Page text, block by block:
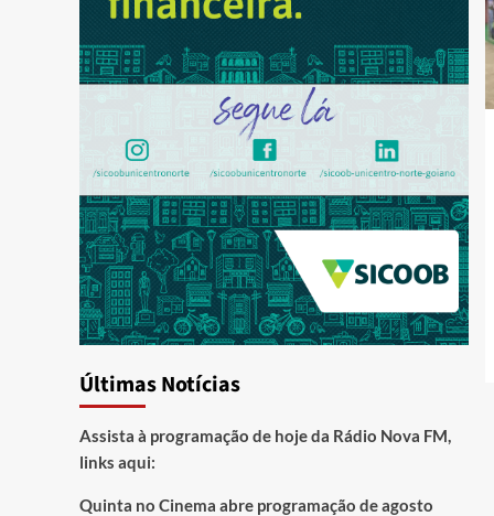
Últimas Notícias
Assista à programação de hoje da Rádio Nova FM,
links aqui:
Quinta no Cinema abre programação de agosto